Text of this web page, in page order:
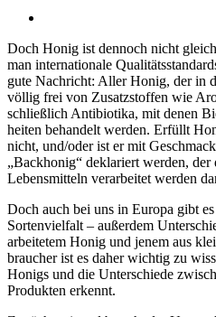
Doch Honig ist dennoch nicht
man inter­nationale
gute Nach­richt: Aller Honig, der in
völlig frei von Zusatz­stoffen wie
schließlich Anti­biotika, mit denen
heiten be­handelt werden. Erfüllt
nicht, und/oder ist er mit
„Back­honig“ de­klariert wer­den,
Lebens­mitteln ver­arbeitet werden
Doch auch bei uns in Europa gibt
Sorten­viel­falt – außer­dem
arbeitetem Honig und jenem aus
braucher ist es da­her wichtig zu
Honigs und die Unter­schiede
Produk­ten er­kennt.